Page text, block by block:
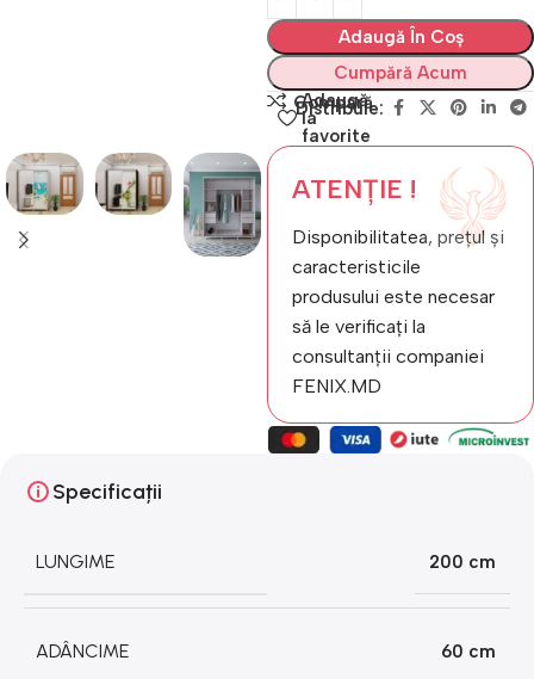
Adaugă În Coș
Cumpără Acum
Compară
Adaugă
la
favorite
Distribuie:
ATENȚIE !
Disponibilitatea, prețul și
caracteristicile
produsului este necesar
să le verificați la
consultanții companiei
FENIX.MD
Specificații
LUNGIME 200 cm
ADÂNCIME 60 cm